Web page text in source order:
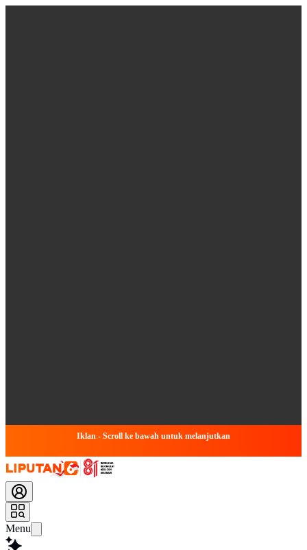
Iklan - Scroll ke bawah untuk melanjutkan
Menu